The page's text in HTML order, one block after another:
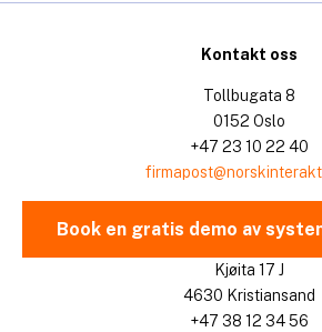
Kontakt oss
Tollbugata 8
0152 Oslo
+47 23 10 22 40
Book en gratis demo av
Kjøita 17 J
4630 Kristiansand
+47 38 12 34 56